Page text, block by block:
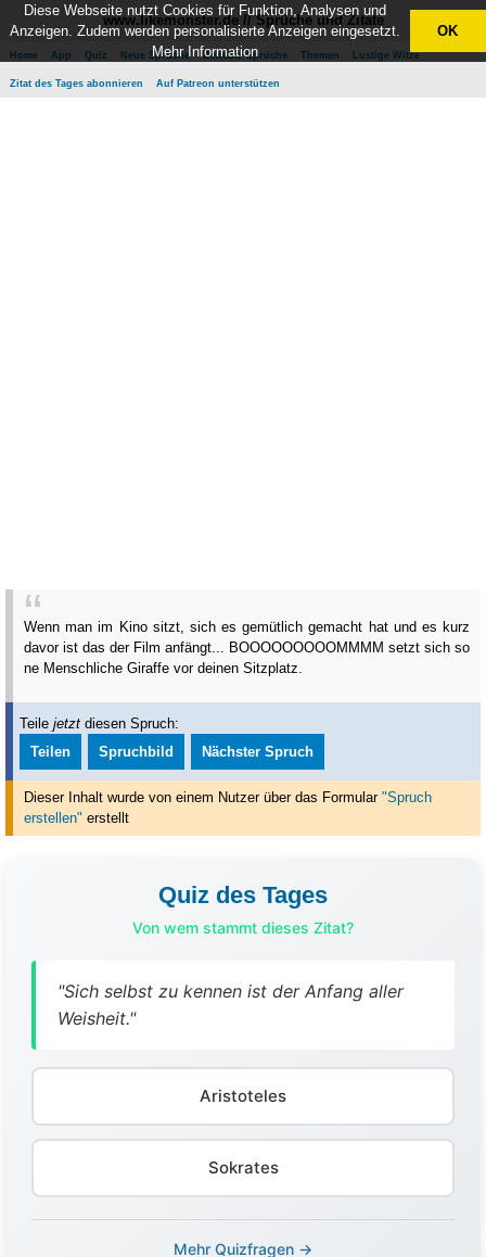
www.likemonster.de // Sprüche und Zitate
Home App Quiz Neue Sprüche Beliebte Sprüche Themen Lustige Witze
Zitat des Tages abonnieren Auf Patreon unterstützen
Wenn man im Kino sitzt, sich es gemütlich gemacht hat und es kurz
davor ist das der Film anfängt... BOOOOOOOOOMMMM setzt sich so
ne Menschliche Giraffe vor deinen Sitzplatz.
Teilejetzt diesen Spruch:
Teilen
Spruchbild Nächster Spruch
Dieser Inhalt wurde von einem Nutzer über das Formular "Spruch
erstellen" erstellt
Quiz des Tages
Von wem stammt dieses Zitat?
"Sich selbst zu kennen ist der Anfang aller
Weisheit."
Aristoteles
Sokrates
Mehr Quizfragen →
Diese Webseite nutzt Cookies für Funktion, Analysen und
Anzeigen. Zudem werden personalisierte Anzeigen eingesetzt.
Mehr Information
OK